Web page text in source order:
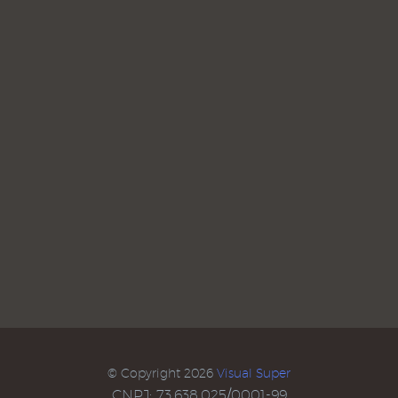
© Copyright 2026 Visual Super